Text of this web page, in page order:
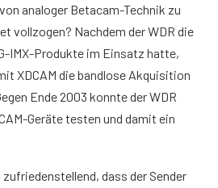
analoger Betacam-Technik zu
vollzogen? Nachdem der WDR die
IMX-Produkte im Einsatz hatte,
XDCAM die bandlose Akquisition
Ende 2003 konnte der WDR
Geräte testen und damit ein
dass der Sender